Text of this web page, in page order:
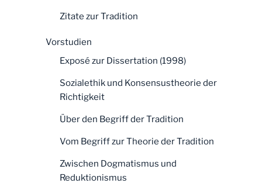
Zitate zur Tradition
Vorstudien
Exposé zur Dissertation (1998)
Sozialethik und Konsensustheorie der
Richtigkeit
Über den Begriff der Tradition
Vom Begriff zur Theorie der Tradition
Zwischen Dogmatismus und
Reduktionismus